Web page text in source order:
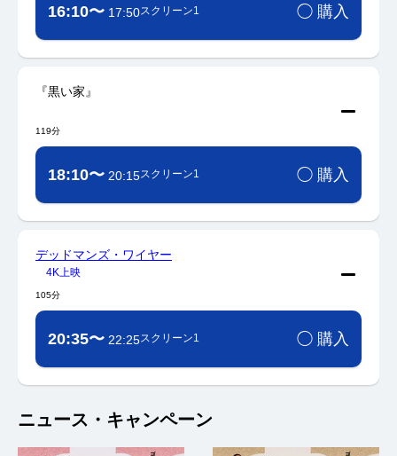
16:10〜 17:50スクリーン1 ◯ 購入
『黒い家』
119分
18:10〜 20:15スクリーン1 ◯ 購入
デッドマンズ・ワイヤー
4K上映
105分
20:35〜 22:25スクリーン1 ◯ 購入
ニュース・キャンペーン